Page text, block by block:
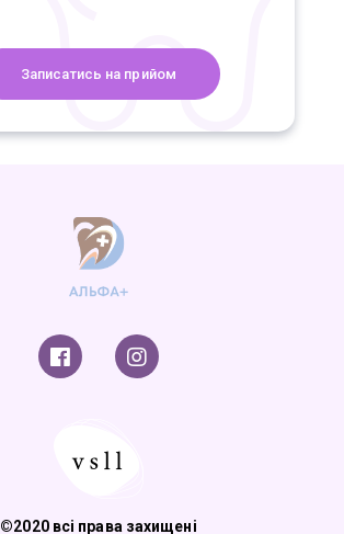
©2020 всі права захищені